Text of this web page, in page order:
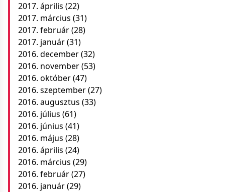
2017. április (22)
2017. március (31)
2017. február(28)
2017. január(31)
2016. december(32)
2016. november(53)
2016. október(47)
2016. szeptember(27)
2016. augusztus (33)
2016. július (61)
2016. június (41)
2016. május (28)
2016. április (24)
2016. március (29)
2016. február(27)
2016. január(29)